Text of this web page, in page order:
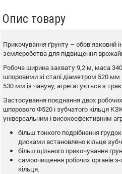
Опис товару
Прикочування ґрунту – обов’язковий
землеробства для підвищення
Робоча ширина захвату 9,2 м, маса
шпоровими зі сталі діаметром 520
530 мм із чавуну, агрегатується з
Застосування поєднання двох робочих
шпорового Ф520 і зубчатого кільця
універсальним і високоефективним
більш тонкого подрібнення
дисками встановлено кільце
більш щільного прикочування
самоочищення робочих органів
кільця.